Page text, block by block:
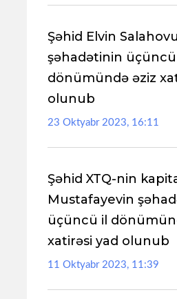
Şəhid Elvin
şəhadətinin üçüncü
dönümündə əziz
olunub
23 Oktyabr 2023, 16:11
Şəhid XTQ-nin
Mustafayevin
üçüncü il
xatirəsi yad olunub
11 Oktyabr 2023, 11:39